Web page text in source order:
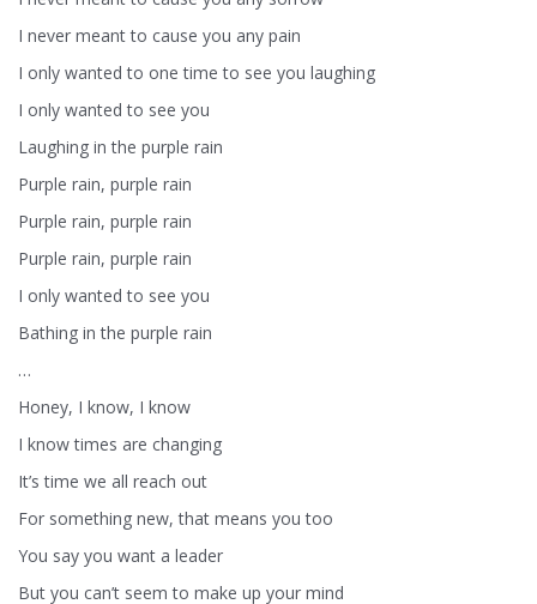
I never meant to cause you any pain
I only wanted to one time to see you laughing
I only wanted to see you
Laughing in the purple rain
Purple rain, purple rain
Purple rain, purple rain
Purple rain, purple rain
I only wanted to see you
Bathing in the purple rain
…
Honey, I know, I know
I know times are changing
It’s time we all reach out
For something new, that means you too
You say you want a leader
But you can’t seem to make up your mind